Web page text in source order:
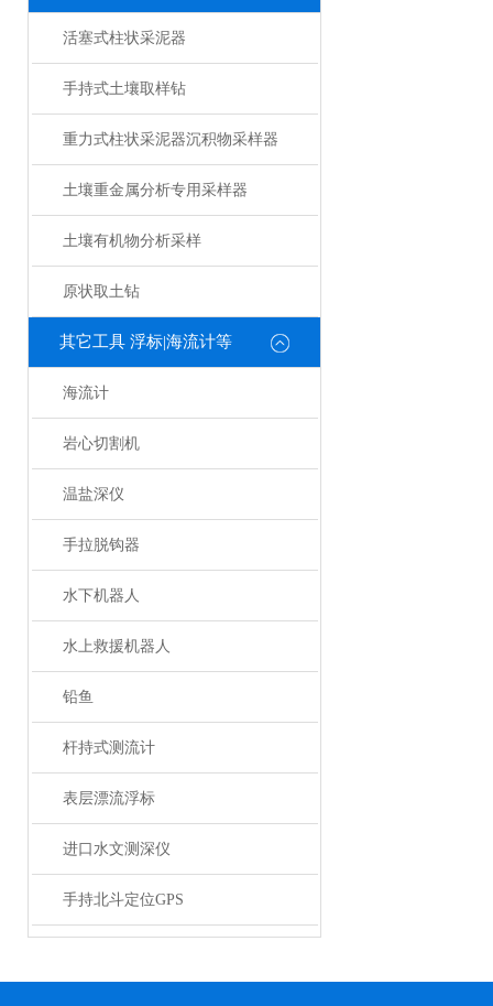
活塞式柱状采泥器
手持式土壤取样钻
重力式柱状采泥器沉积物采样器
土壤重金属分析专用采样器
土壤有机物分析采样
原状取土钻
其它工具 浮标|海流计等
海流计
岩心切割机
温盐深仪
手拉脱钩器
水下机器人
水上救援机器人
铅鱼
杆持式测流计
表层漂流浮标
进口水文测深仪
手持北斗定位GPS